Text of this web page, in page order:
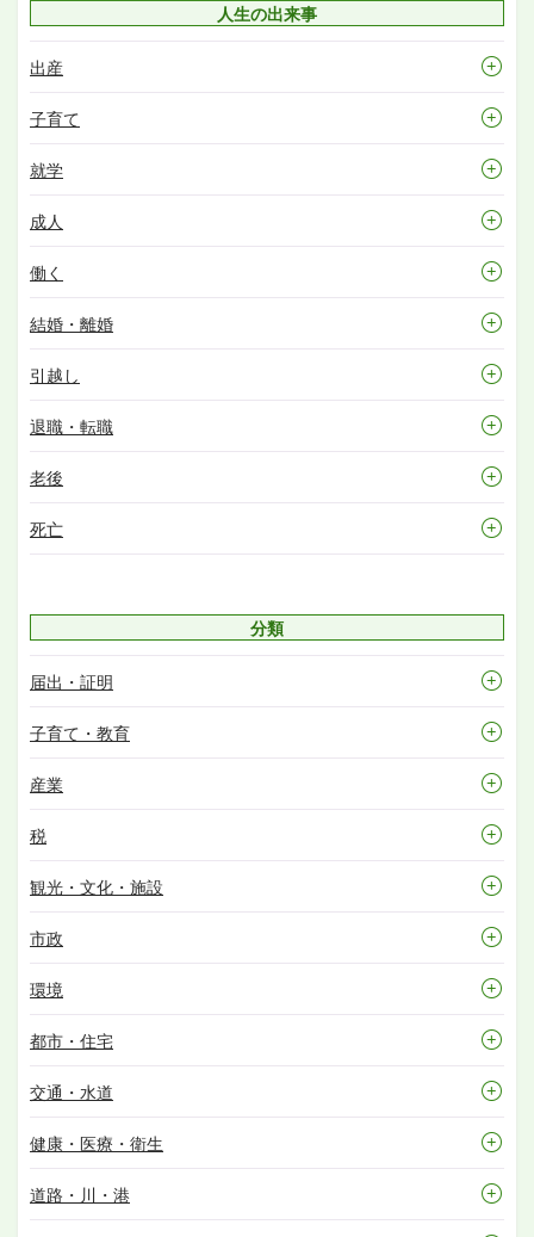
人生の出来事
出産
子育て
就学
成人
働く
結婚・離婚
引越し
退職・転職
老後
死亡
分類
届出・証明
子育て・教育
産業
税
観光・文化・施設
市政
環境
都市・住宅
交通・水道
健康・医療・衛生
道路・川・港